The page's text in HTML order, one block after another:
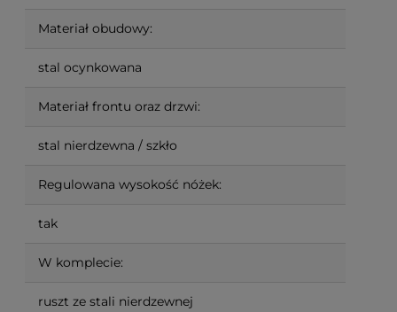
Materiał obudowy:
stal ocynkowana
Materiał frontu oraz drzwi:
stal nierdzewna / szkło
Regulowana wysokość nóżek:
tak
W komplecie:
ruszt ze stali nierdzewnej